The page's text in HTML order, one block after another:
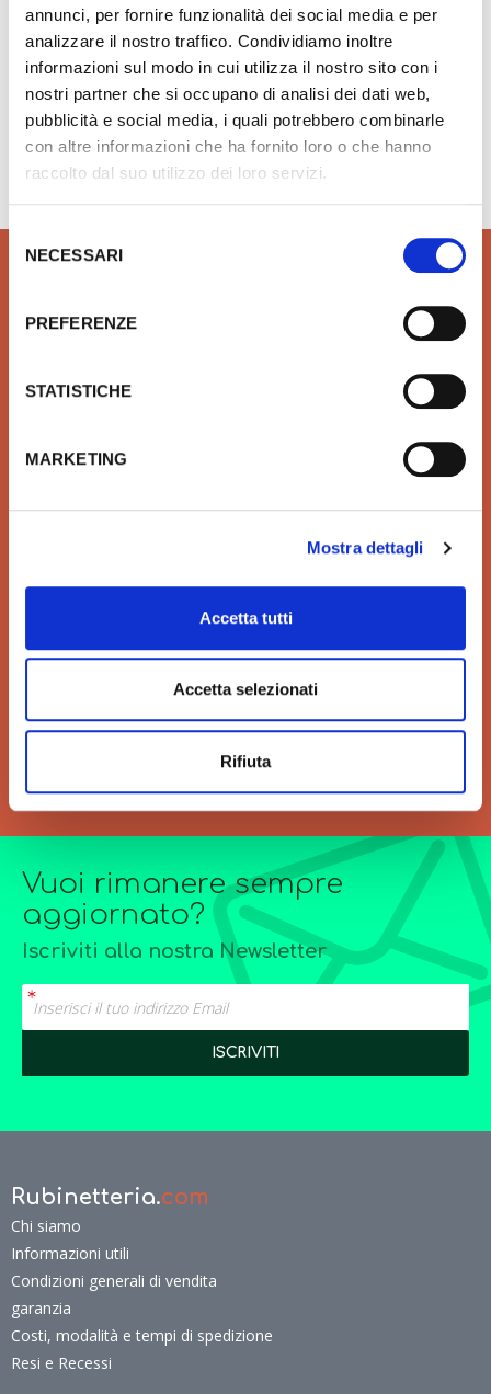
annunci, per fornire funzionalità dei social media e per
analizzare il nostro traffico. Condividiamo inoltre
informazioni sul modo in cui utilizza il nostro sito con i
nostri partner che si occupano di analisi dei dati web,
pubblicità e social media, i quali potrebbero combinarle
con altre informazioni che ha fornito loro o che hanno
raccolto dal suo utilizzo dei loro servizi.
Selezione
delNECESSARI
PREFERENZE
STATISTICHE
MARKETING
Mostra dettagli
Accetta tutti
Accetta selezionati
Rifiuta
Hai bisogno di aiuto?info@rubinetteria.com
dal Lunedì al Venerdì 8.30 - 12.00 / 13.30 - 18.00
Prodotti idrotermosanitari e
tendenze di Design
Affidiamo il tuo denaro e la
tua sicurezza a Xpay. Il
effettuare i pagamenti e per
la tua tutela.
Velocità di consegna per
di acquisto.
GRANDI ORDINI
Siamo sempre a tua
l’elaborazione di offerte di
forniture particolarmente
Vuoi rimanere sempre
aggiornato?
Iscriviti alla nostra Newsletter
Rubinetteria.com
Chi siamo
Informazioni utili
Condizioni generali di vendita
garanzia
Costi, modalità e tempi di spedizione
Resi e Recessi